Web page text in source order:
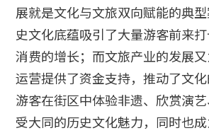
展就是文化与文旅双向赋能的典
史文化底蕴吸引了大量游客前来
消费的增长；而文旅产业的发展
运营提供了资金支持，推动了文化
游客在街区中体验非遗、欣赏演
受大同的历史文化魅力，同时也